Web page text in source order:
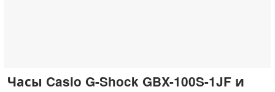
Часы Casio G-Shock GBX-100S-1JF и